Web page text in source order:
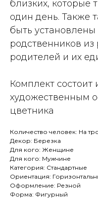
близких, которые
один день. Также
быть установлены
родственников
родителей и их
Комплект состоит
художественным
цветника
Количество человек: На
Декор: Березка
Для кого: Женщине
Для кого: Мужчине
Категория: Стандартные
Ориентация:
Оформление: Резной
Форма: Фигурный